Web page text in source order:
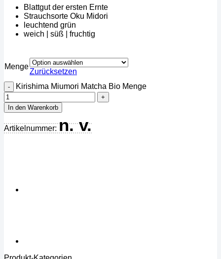
Blattgut der ersten Ernte
Strauchsorte Oku Midori
leuchtend grün
weich | süß | fruchtig
Menge
Zurücksetzen
Kirishima Miumori Matcha Bio Menge
In den Warenkorb
Artikelnummer: n. v.